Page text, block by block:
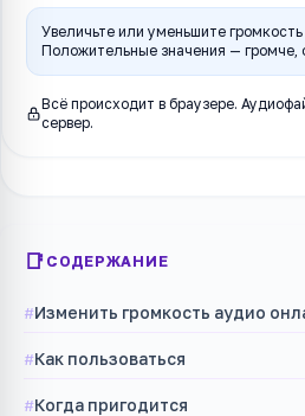
Увеличьте или уменьшите
Положительные значения — громче,
Всё происходит в браузере.
сервер.
СОДЕРЖАНИЕ
Изменить громкость аудио
Как пользоваться
Когда пригодится